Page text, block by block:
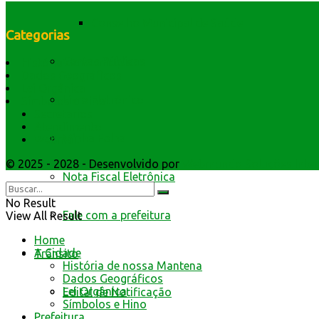
Nota Fiscal Eletrônica
Fale com a prefeitura
Trânsito
Edital de Notificação
Categorias
História do Município
Símbolos e Hino
Webmail
© 2025 - 2028 - Desenvolvido por
No Result
View All Result
Home
A Cidade
História de nossa Mantena
Dados Geográficos
Lei Orgânica
Símbolos e Hino